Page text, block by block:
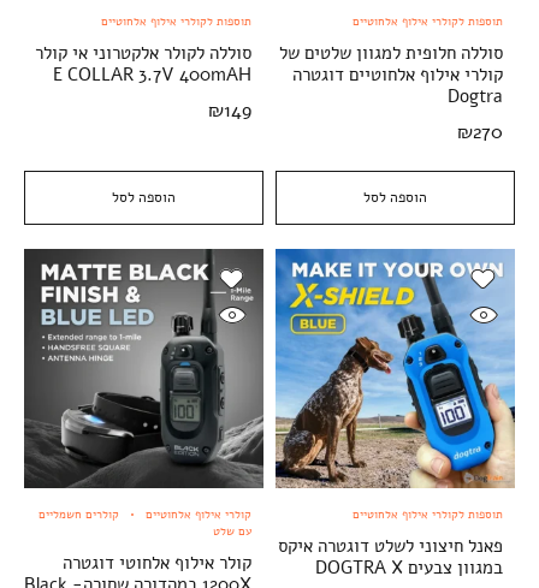
הוספה לסל
תוספות לקולרי אילוף אלחוטיים
סוללה חלופית למגוון שלטים של
קולרי אילוף אלחוטיים דוגטרה
Dogtra
₪270
הוספה לסל
תוספות לקולרי אילוף אלחוטיים
סוללה לקולר אלקטרוני אי קולר
E COLLAR 3.7V 400mAH
₪149
תוספות לקולרי אילוף אלחוטיים
פאנל חיצוני לשלט דוגטרה איקס
במגוון צבעים DOGTRA X
קולרי אילוף אלחוטיים
קולרים חשמליים
עם שלט
קולר אילוף אלחוטי דוגטרה